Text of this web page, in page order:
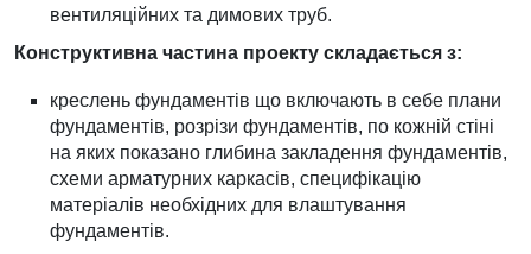
вентиляційних та димових труб.
Конструктивна частина проекту складається з:
креслень фундаментів що включають в себе плани
фундаментів, розрізи фундаментів, по кожній стіні
на яких показано глибина закладення фундаментів,
схеми арматурних каркасів, специфікацію
матеріалів необхідних для влаштування
фундаментів.